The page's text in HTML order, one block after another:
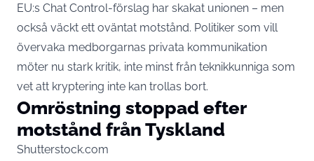
EU:s Chat Control-förslag har skakat unionen – men
också väckt ett oväntat motstånd. Politiker som vill
övervaka medborgarnas privata kommunikation
möter nu stark kritik, inte minst från teknikkunniga som
vet att kryptering inte kan trollas bort.
Omröstning stoppad efter
motstånd från Tyskland
Shutterstock.com